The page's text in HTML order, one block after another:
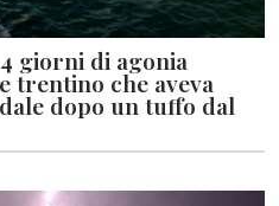
giorni di agonia
trentino che aveva
dopo un tuffo dal